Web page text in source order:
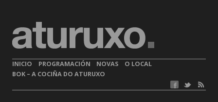
INICIO PROGRAMACIÓN NOVAS
O LOCAL
BOK – A COCIÑA DO ATURUXO